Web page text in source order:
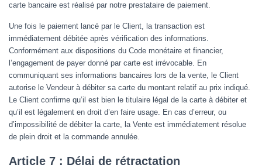
carte bancaire est réalisé par notre prestataire de paiement.
Une fois le paiement lancé par le Client, la transaction est
immédiatement débitée après vérification des informations.
Conformément aux dispositions du Code monétaire et financier,
l’engagement de payer donné par carte est irrévocable. En
communiquant ses informations bancaires lors de la vente, le Client
autorise le Vendeur à débiter sa carte du montant relatif au prix indiqué.
Le Client confirme qu’il est bien le titulaire légal de la carte à débiter et
qu’il est légalement en droit d’en faire usage. En cas d’erreur, ou
d’impossibilité de débiter la carte, la Vente est immédiatement résolue
de plein droit et la commande annulée.
Article 7 : Délai de rétractation